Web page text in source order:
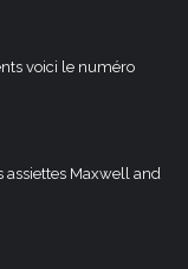
voici le numéro
Maxwell and